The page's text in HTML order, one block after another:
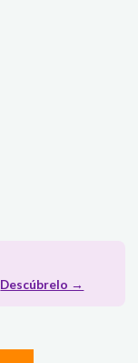
Descúbrelo →